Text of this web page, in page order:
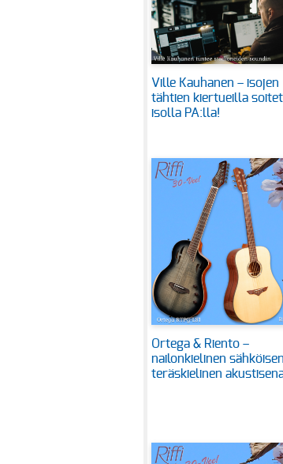
Ville Kauhanen – isojen
tähtien kiertueilla
isolla PA:lla!
Ortega & Riento –
nailonkielinen
teräskielinen